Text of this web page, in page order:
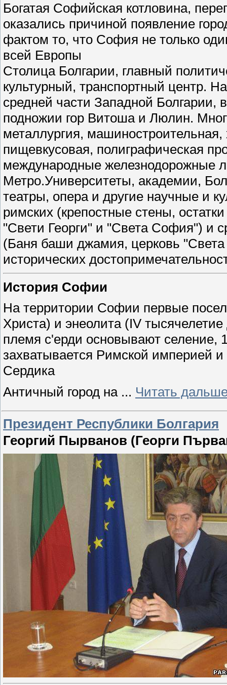
Богатая Софийская котловина,
оказались причиной появление
фактом то, что София не только
всей Европы
Столица Болгарии, главный
культурный, транспортный центр.
средней части Западной Болгарии,
подножии гор Витоша и Люлин.
металлургия, машиностроительная,
пищевкусовая, полиграфическая
международные железнодорожные
Метро.Университеты, академии,
театры, опера и другие научные и
римских (крепостные стены,
"Свети Георги" и "Света София") и
(Баня баши джамия, церковь
исторических
История Софии
На территории Софии первые
Христа) и энеолита (IV
племя с'ерди основывают селение,
захватывается Римской империей
Сердика
Античный город на ... Читать
Президент Республики Болгария
Георгий Пырванов (Георги